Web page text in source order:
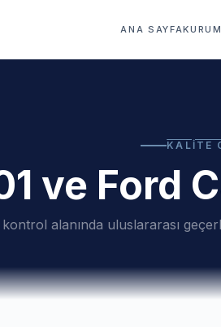
ANA SAYFA
KALITE
ve Ford
alanında uluslararası